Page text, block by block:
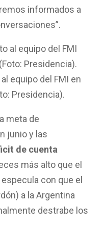
informados a
equipo del FMI en
Presidencia).
meta de
junio y las
de cuenta
más alto que el
con que el
a la Argentina
destrabe los